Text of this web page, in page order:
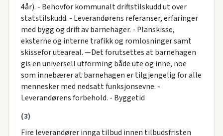
4år). - Behovfor kommunalt driftstilskudd ut over
statstilskudd. - Leverandørens referanser, erfaringer
med bygg og drift av barnehager. - Planskisse,
eksterne og interne trafikk og romlosninger samt
skissefor uteareal. —Det forutsettes at barnehagen
gis en universell utforming både ute og inne, noe
som innebærer at barnehagen er tilgjengelig for alle
mennesker med nedsatt funksjonsevne. -
Leverandørens forbehold. - Byggetid
(3)
Fire leverandører innga tilbud innen tilbudsfristen